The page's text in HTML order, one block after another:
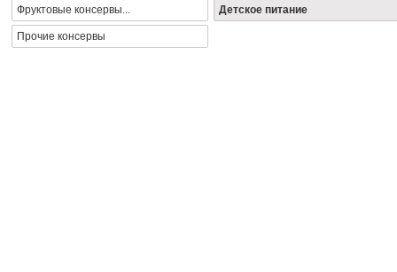
Фруктовые консервы... Детское питание
Прочие консервы